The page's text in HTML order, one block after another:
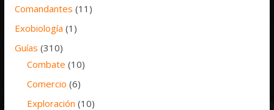
Comandantes (11)
Exobiología (1)
Guías (310)
Combate (10)
Comercio (6)
Exploración (10)